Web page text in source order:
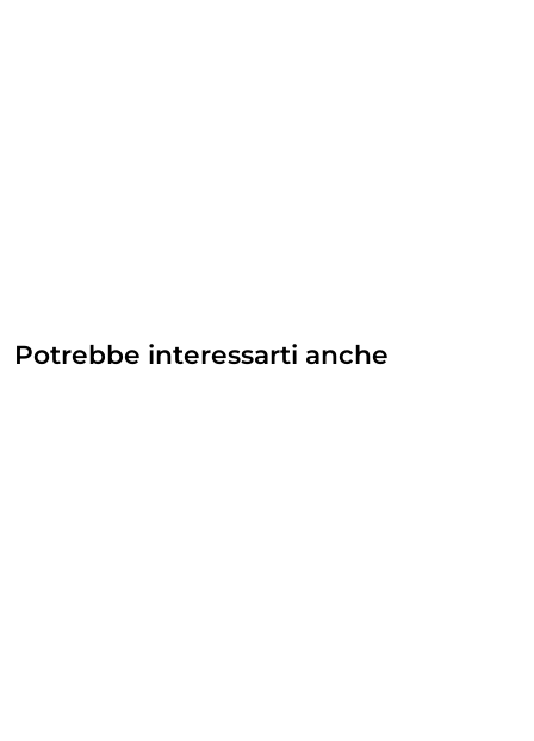
Potrebbe interessarti anche